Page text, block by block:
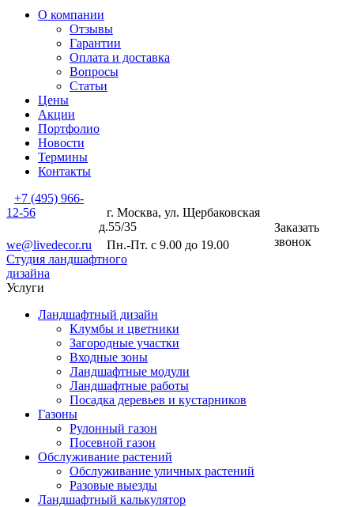
О компании
Отзывы
Гарантии
Оплата и доставка
Вопросы
Статьи
Цены
Акции
Портфолио
Новости
Термины
Контакты
+7 (495) 966-
12-56
we@livedecor.ru
г. Москва, ул. Щербаковская
д.55/35
Пн.-Пт. с 9.00 до 19.00
Заказать
звонок
Студия ландшафтного
дизайна
Услуги
Ландшафтный дизайн
Клумбы и цветники
Загородные участки
Входные зоны
Ландшафтные модули
Ландшафтные работы
Посадка деревьев и кустарников
Газоны
Рулонный газон
Посевной газон
Обслуживание растений
Обслуживание уличных растений
Разовые выезды
Ландшафтный калькулятор